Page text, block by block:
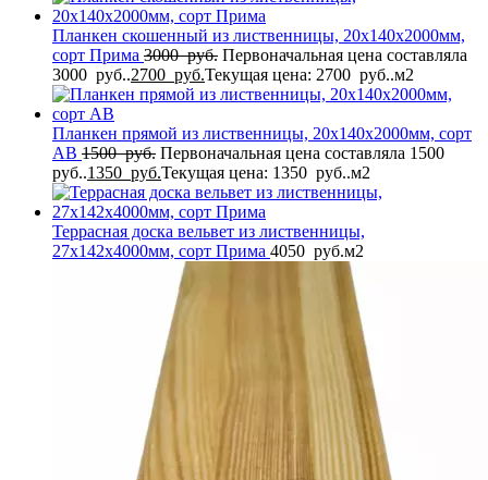
Планкен скошенный из лиственницы, 20x140x2000мм,
сорт Прима 3000руб. Первоначальная цена составляла
3000 руб..2700 руб.Текущая цена: 2700 руб..м2
Планкен прямой из лиственницы, 20x140x2000мм, сорт
AB 1500руб. Первоначальная цена составляла 1500
руб..1350 руб.Текущая цена: 1350 руб..м2
Террасная доска вельвет из лиственницы,
27x142x4000мм, сорт Прима 4050 руб.м2